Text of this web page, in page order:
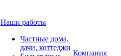
Наши работы
Частные дома,
дачи, коттеджи
Компания